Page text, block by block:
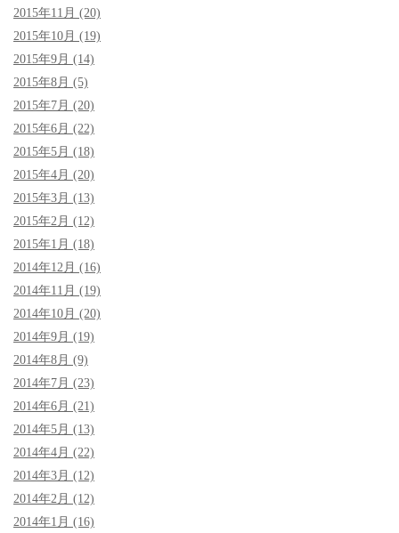
2015年11月 (20)
2015年10月 (19)
2015年9月 (14)
2015年8月 (5)
2015年7月 (20)
2015年6月 (22)
2015年5月 (18)
2015年4月 (20)
2015年3月 (13)
2015年2月 (12)
2015年1月 (18)
2014年12月 (16)
2014年11月 (19)
2014年10月 (20)
2014年9月 (19)
2014年8月 (9)
2014年7月 (23)
2014年6月 (21)
2014年5月 (13)
2014年4月 (22)
2014年3月 (12)
2014年2月 (12)
2014年1月 (16)